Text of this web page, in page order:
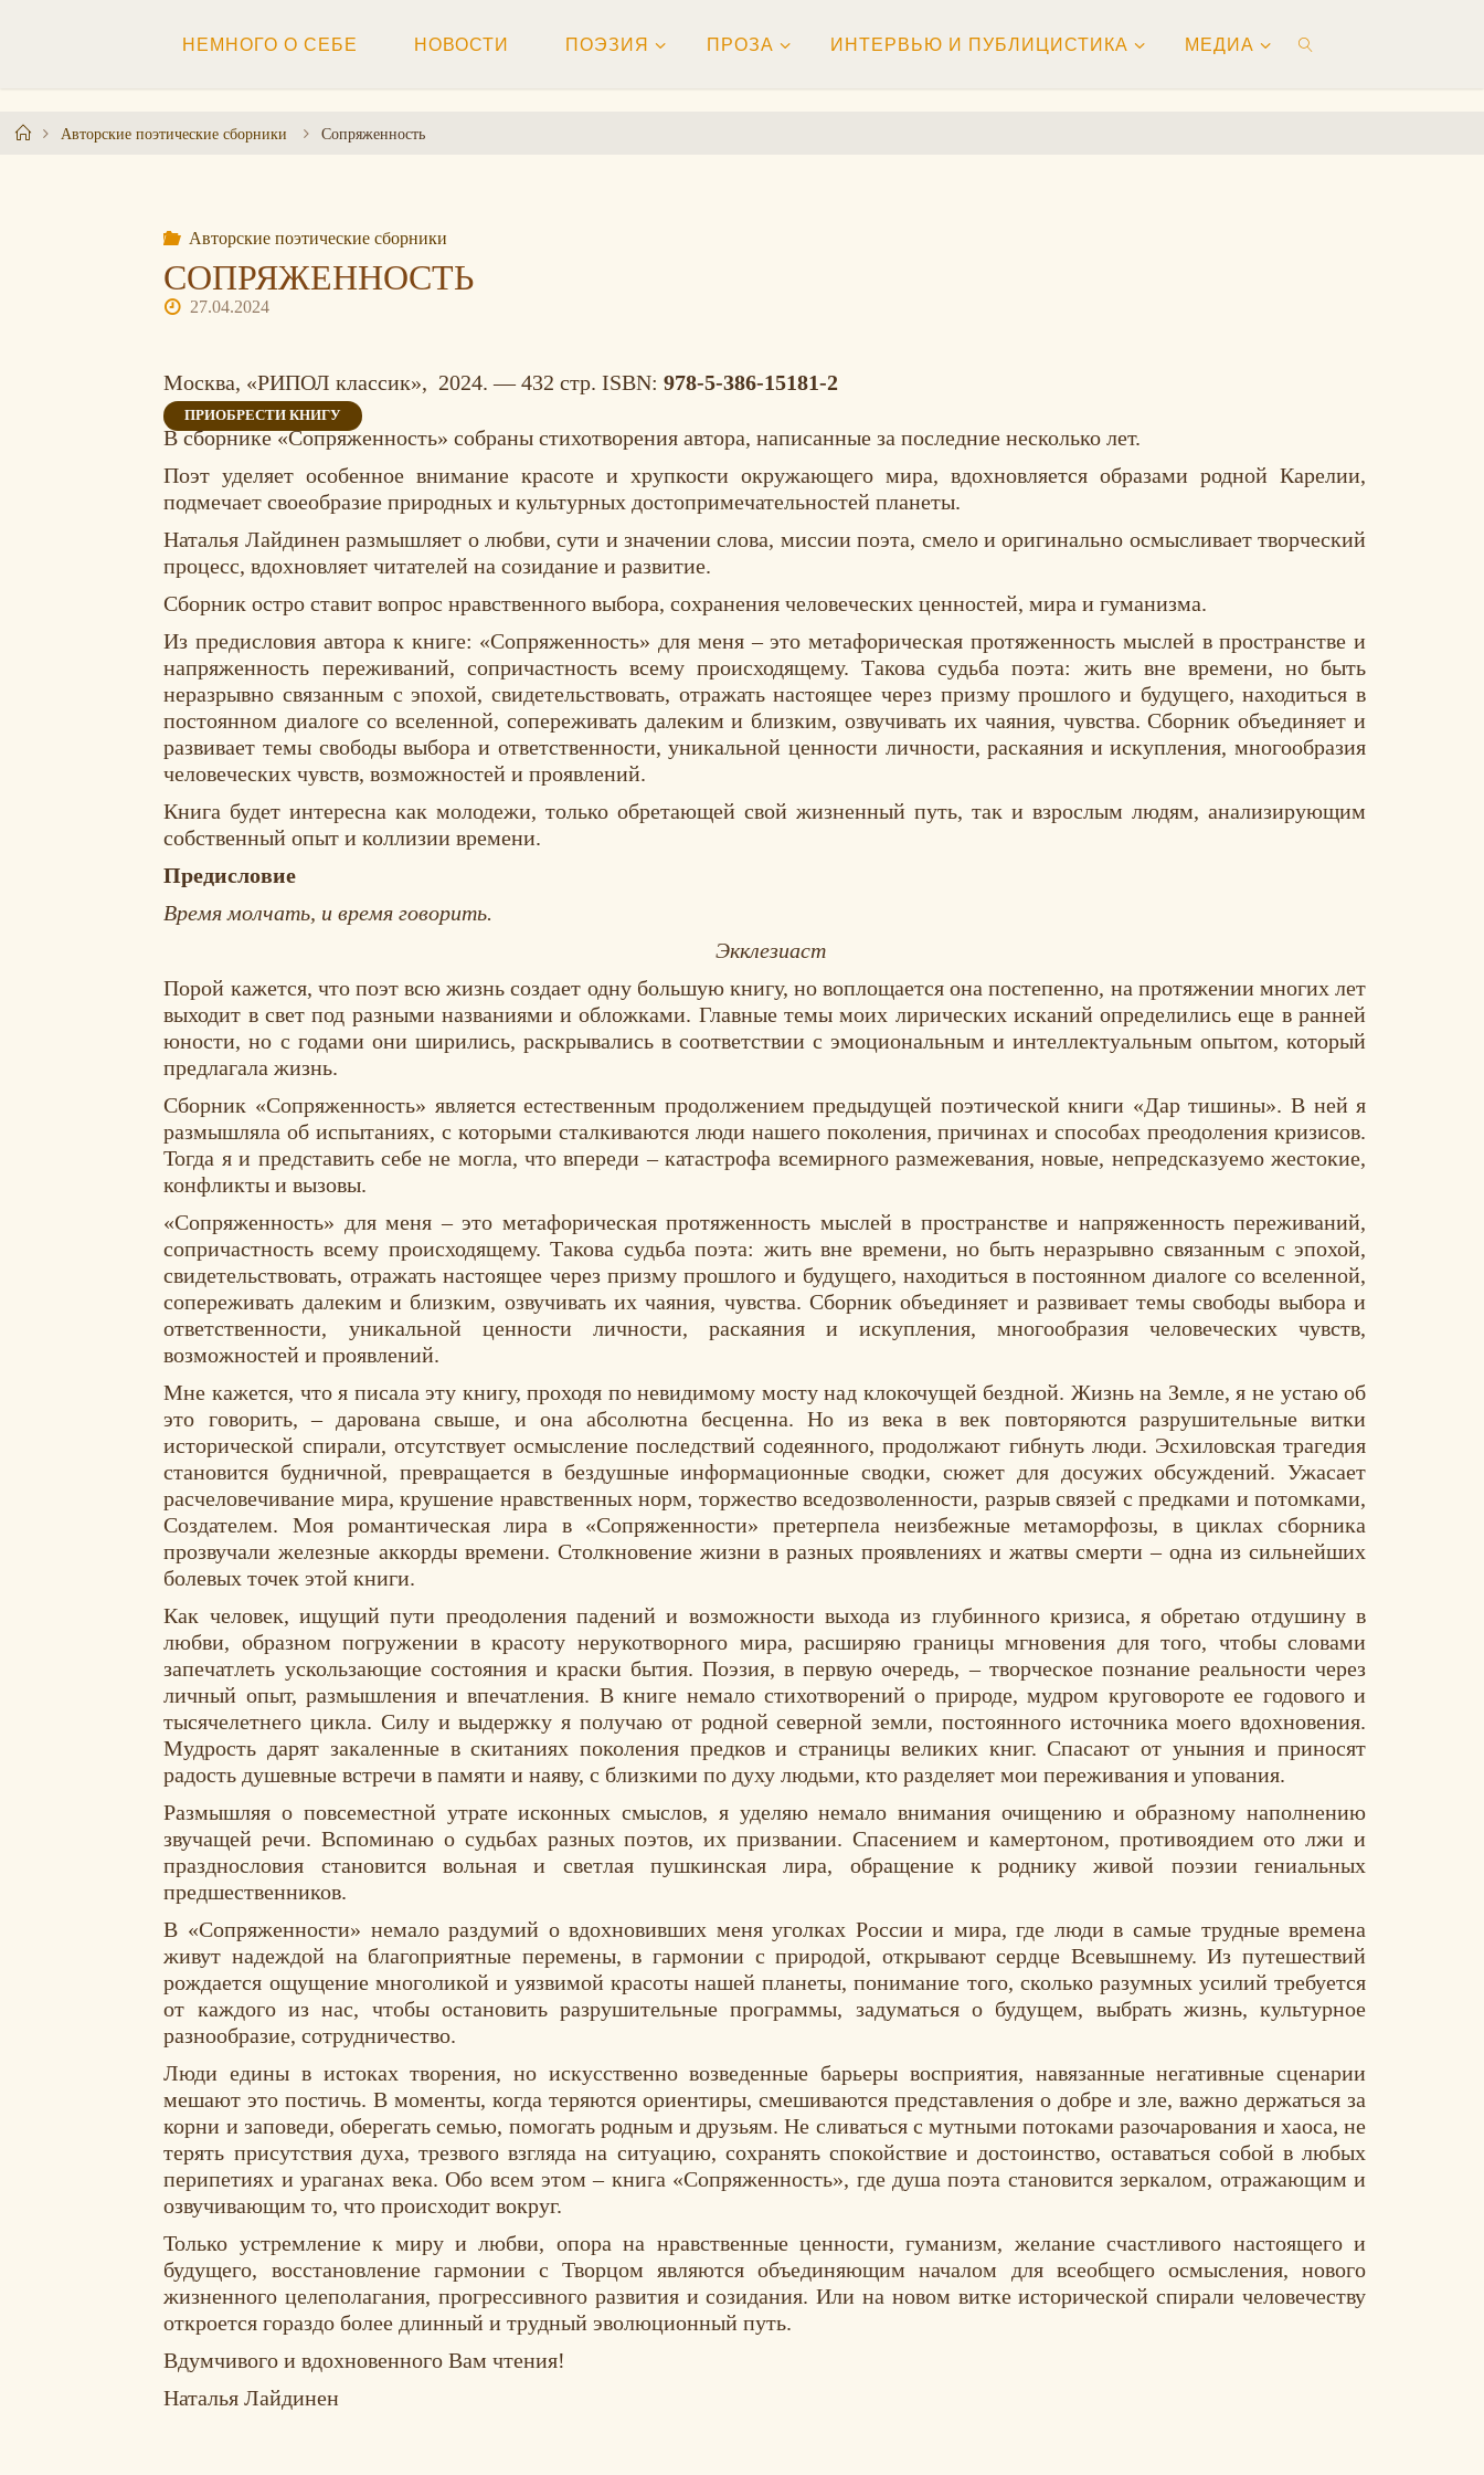
содержимому
НЕМНОГО О СЕБЕ НОВОСТИ ПОЭЗИЯ ПРОЗА ИНТЕРВЬЮ И ПУБЛИЦИСТИКА МЕДИА
ГлавнаяАвторские поэтические сборники Сопряженность
Авторские поэтические сборники
СОПРЯЖЕННОСТЬ
27.04.2024
Москва, «РИПОЛ классик», 2024. — 432 стр. ISBN:978-5-386-15181-2
ПРИОБРЕСТИ КНИГУ
В сборнике «Сопряженность» собраны стихотворения автора, написанные за последние несколько лет.
Поэт уделяет особенное внимание красоте и хрупкости окружающего мира, вдохновляется образами родной Карелии,
подмечает своеобразие природных и культурных достопримечательностей планеты.
Наталья Лайдинен размышляет о любви, сути и значении слова, миссии поэта, смело и оригинально осмысливает творческий
процесс, вдохновляет читателей на созидание и развитие.
Сборник остро ставит вопрос нравственного выбора, сохранения человеческих ценностей, мира и гуманизма.
Из предисловия автора к книге: «Сопряженность» для меня – это метафорическая протяженность мыслей в пространстве и
напряженность переживаний, сопричастность всему происходящему. Такова судьба поэта: жить вне времени, но быть
неразрывно связанным с эпохой, свидетельствовать, отражать настоящее через призму прошлого и будущего, находиться в
постоянном диалоге со вселенной, сопереживать далеким и близким, озвучивать их чаяния, чувства. Сборник объединяет и
развивает темы свободы выбора и ответственности, уникальной ценности личности, раскаяния и искупления, многообразия
человеческих чувств, возможностей и проявлений.
Книга будет интересна как молодежи, только обретающей свой жизненный путь, так и взрослым людям, анализирующим
собственный опыт и коллизии времени.
Предисловие
Время молчать, и время говорить.
Экклезиаст
Порой кажется, что поэт всю жизнь создает одну большую книгу, но воплощается она постепенно, на протяжении многих лет
выходит в свет под разными названиями и обложками. Главные темы моих лирических исканий определились еще в ранней
юности, но с годами они ширились, раскрывались в соответствии с эмоциональным и интеллектуальным опытом, который
предлагала жизнь.
Сборник «Сопряженность» является естественным продолжением предыдущей поэтической книги «Дар тишины». В ней я
размышляла об испытаниях, с которыми сталкиваются люди нашего поколения, причинах и способах преодоления кризисов.
Тогда я и представить себе не могла, что впереди – катастрофа всемирного размежевания, новые, непредсказуемо жестокие,
конфликты и вызовы.
«Сопряженность» для меня – это метафорическая протяженность мыслей в пространстве и напряженность переживаний,
сопричастность всему происходящему. Такова судьба поэта: жить вне времени, но быть неразрывно связанным с эпохой,
свидетельствовать, отражать настоящее через призму прошлого и будущего, находиться в постоянном диалоге со вселенной,
сопереживать далеким и близким, озвучивать их чаяния, чувства. Сборник объединяет и развивает темы свободы выбора и
ответственности, уникальной ценности личности, раскаяния и искупления, многообразия человеческих чувств,
возможностей и проявлений.
Мне кажется, что я писала эту книгу, проходя по невидимому мосту над клокочущей бездной. Жизнь на Земле, я не устаю об
это говорить, – дарована свыше, и она абсолютна бесценна. Но из века в век повторяются разрушительные витки
исторической спирали, отсутствует осмысление последствий содеянного, продолжают гибнуть люди. Эсхиловская трагедия
становится будничной, превращается в бездушные информационные сводки, сюжет для досужих обсуждений. Ужасает
расчеловечивание мира, крушение нравственных норм, торжество вседозволенности, разрыв связей с предками и потомками,
Создателем. Моя романтическая лира в «Сопряженности» претерпела неизбежные метаморфозы, в циклах сборника
прозвучали железные аккорды времени. Столкновение жизни в разных проявлениях и жатвы смерти – одна из сильнейших
болевых точек этой книги.
Как человек, ищущий пути преодоления падений и возможности выхода из глубинного кризиса, я обретаю отдушину в
любви, образном погружении в красоту нерукотворного мира, расширяю границы мгновения для того, чтобы словами
запечатлеть ускользающие состояния и краски бытия. Поэзия, в первую очередь, – творческое познание реальности через
личный опыт, размышления и впечатления. В книге немало стихотворений о природе, мудром круговороте ее годового и
тысячелетнего цикла. Силу и выдержку я получаю от родной северной земли, постоянного источника моего вдохновения.
Мудрость дарят закаленные в скитаниях поколения предков и страницы великих книг. Спасают от уныния и приносят
радость душевные встречи в памяти и наяву, с близкими по духу людьми, кто разделяет мои переживания и упования.
Размышляя о повсеместной утрате исконных смыслов, я уделяю немало внимания очищению и образному наполнению
звучащей речи. Вспоминаю о судьбах разных поэтов, их призвании. Спасением и камертоном, противоядием ото лжи и
празднословия становится вольная и светлая пушкинская лира, обращение к роднику живой поэзии гениальных
предшественников.
В «Сопряженности» немало раздумий о вдохновивших меня уголках России и мира, где люди в самые трудные времена
живут надеждой на благоприятные перемены, в гармонии с природой, открывают сердце Всевышнему. Из путешествий
рождается ощущение многоликой и уязвимой красоты нашей планеты, понимание того, сколько разумных усилий требуется
от каждого из нас, чтобы остановить разрушительные программы, задуматься о будущем, выбрать жизнь, культурное
разнообразие, сотрудничество.
Люди едины в истоках творения, но искусственно возведенные барьеры восприятия, навязанные негативные сценарии
мешают это постичь. В моменты, когда теряются ориентиры, смешиваются представления о добре и зле, важно держаться за
корни и заповеди, оберегать семью, помогать родным и друзьям. Не сливаться с мутными потоками разочарования и хаоса, не
терять присутствия духа, трезвого взгляда на ситуацию, сохранять спокойствие и достоинство, оставаться собой в любых
перипетиях и ураганах века. Обо всем этом – книга «Сопряженность», где душа поэта становится зеркалом, отражающим и
озвучивающим то, что происходит вокруг.
Только устремление к миру и любви, опора на нравственные ценности, гуманизм, желание счастливого настоящего и
будущего, восстановление гармонии с Творцом являются объединяющим началом для всеобщего осмысления, нового
жизненного целеполагания, прогрессивного развития и созидания. Или на новом витке исторической спирали человечеству
откроется гораздо более длинный и трудный эволюционный путь.
Вдумчивого и вдохновенного Вам чтения!
Наталья Лайдинен